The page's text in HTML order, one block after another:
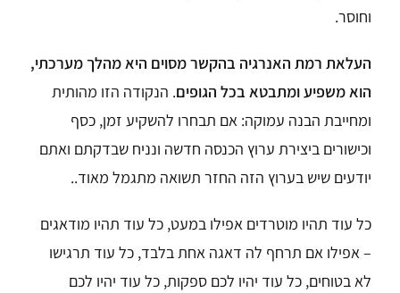
וחוסר.
העלאת רמת האנרגיה בהקשר מסוים היא מהלך מערכתי,
הוא משפיע ומתבטא בכל הגופים. הנקודה הזו מהותית
ומחייבת הבנה עמוקה: אם תבחרו להשקיע זמן, כסף
וכישורים ביצירת ערוץ הכנסה חדשה ונניח שבדקתם ואתם
יודעים שיש בערוץ הזה החזר תשואה מתגמל מאוד..
כל עוד תהיו מוטרדים אפילו במעט,כל עוד תהיו מודאגים
– אפילו אם תרחף לה דאגה אחת בלבד,כל עוד תרגישו
לא בטוחים,כל עוד יהיו לכם ספקות,כל עוד יהיו לכם